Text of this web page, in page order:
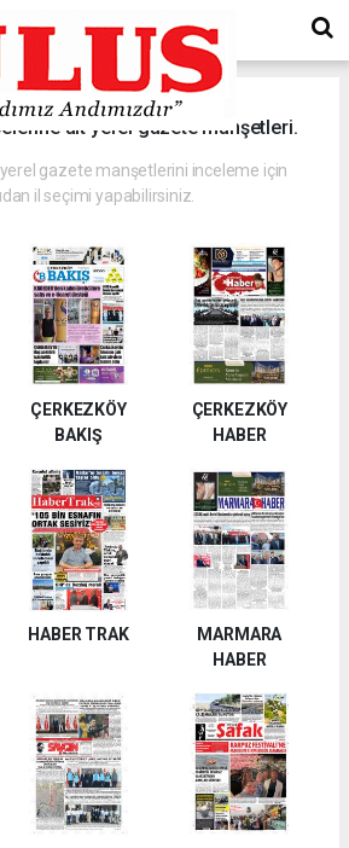
ait yerel gazete manşetleri.
gazete manşetlerini inceleme için
il seçimi yapabilirsiniz.
ÇERKEZKÖY
BAKIŞ
ÇERKEZKÖY
HABER
HABER TRAK
MARMARA
HABER